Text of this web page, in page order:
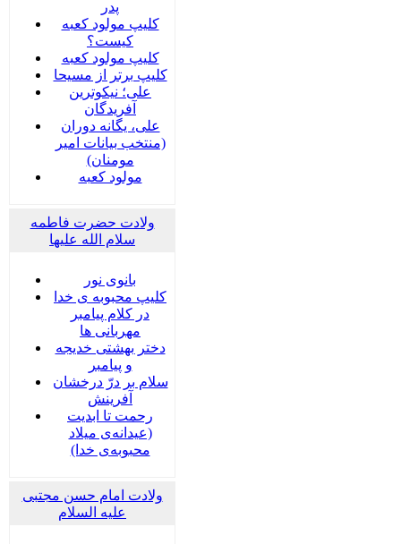
پدر
کلیپ مولود کعبه
کیست؟
کلیپ مولود کعبه
کلیپ برتر از مسیحا
علی؛ نیکوترین
آفریدگان
علی، یگانه دوران
(منتخب بیانات امیر
مومنان)
مولود کعبه
ولادت حضرت فاطمه
سلام الله علیها
بانوی نور
کلیپ محبوبه ی خدا
در کلام پیامبر
مهربانی ها
دختر بهشتی خدیجه
و پیامبر
سلام بر درّ درخشان
آفرینش
رحمت تا ابدیت
(عیدانه‌ی میلاد
محبوبه‌ی خدا)
ولادت امام حسن مجتبی
علیه السلام